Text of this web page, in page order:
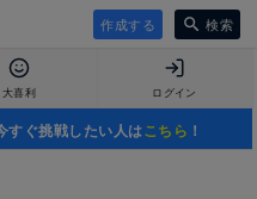
作成する 検索
大喜利 ログイン
すぐ挑戦したい人はこちら ！